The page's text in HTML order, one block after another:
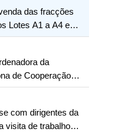
das fracções
Lotes A1 a A4 e
da
de Cooperação
e Macau em
com dirigentes da
visita de trabalho